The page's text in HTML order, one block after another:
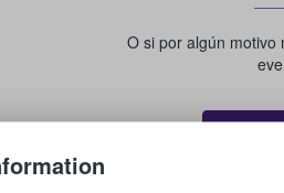
O si por algún motivo